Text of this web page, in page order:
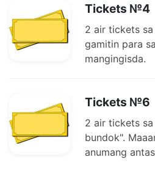
Tickets №4
2 air tickets sa
gamitin para
mangingisda.
Tickets №6
2 air tickets
bundok".
anumang